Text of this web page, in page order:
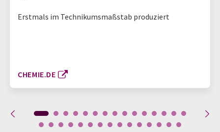
Erstmals im Technikumsmaßstab produziert
CHEMIE.DE